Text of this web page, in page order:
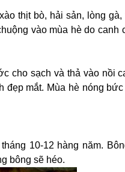
thịt bò, hải sản, lòng
vào mùa hè do canh
cho sạch và thả vào nồi
đẹp mắt. Mùa hè nóng
10-12 hàng năm.
bông sẽ héo.